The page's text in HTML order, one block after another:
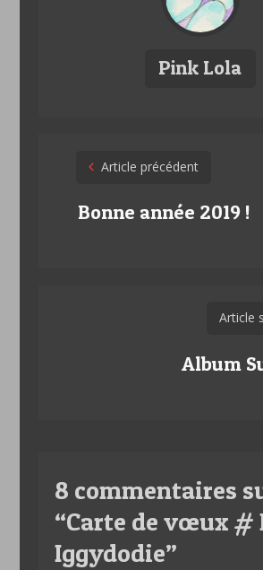
Pink Lola
Post
navigation
Article précédent
Bonne année 2019 !
Article
Album
8 commentaires
“Carte de vœux #
Iggydodie”